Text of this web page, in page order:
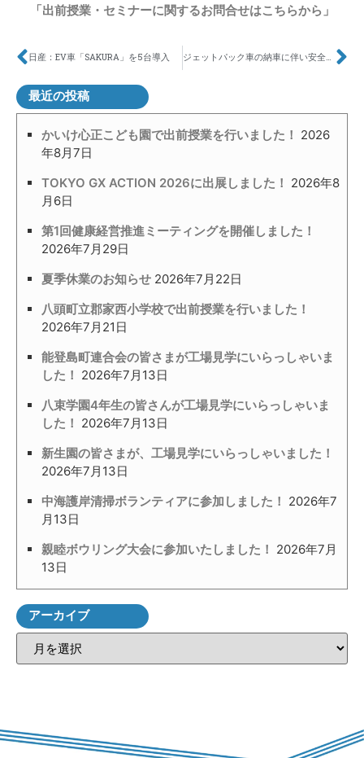
「出前授業・セミナーに関するお問合せはこちらから」
日産：EV車「SAKURA」を5台導入 ジェットパック車の納車に伴い安全祈願を行いました
最近の投稿
かいけ心正こども園で出前授業を行いました！ 2026
年8月7日
TOKYO GX ACTION 2026に出展しました！ 2026年8
月6日
第1回健康経営推進ミーティングを開催しました！
2026年7月29日
夏季休業のお知らせ 2026年7月22日
八頭町立郡家西小学校で出前授業を行いました！
2026年7月21日
能登島町連合会の皆さまが工場見学にいらっしゃいま
した！ 2026年7月13日
八束学園4年生の皆さんが工場見学にいらっしゃいま
した！ 2026年7月13日
新生園の皆さまが、工場見学にいらっしゃいました！
2026年7月13日
中海護岸清掃ボランティアに参加しました！ 2026年7
月13日
親睦ボウリング大会に参加いたしました！ 2026年7月
13日
アーカイブ